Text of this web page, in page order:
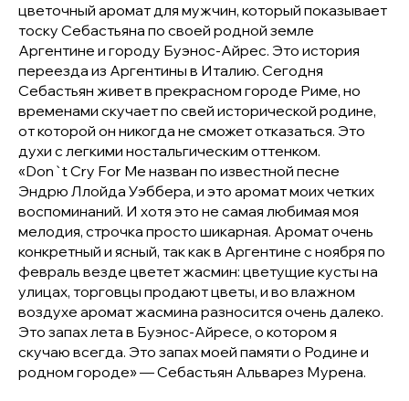
цветочный аромат для мужчин, который показывает
тоску Себастьяна по своей родной земле
Аргентине и городу Буэнос-Айрес. Это история
переезда из Аргентины в Италию. Сегодня
Себастьян живет в прекрасном городе Риме, но
временами скучает по свей исторической родине,
от которой он никогда не сможет отказаться. Это
духи с легкими ностальгическим оттенком.
«Don`t Cry For Me назван по известной песне
Эндрю Ллойда Уэббера, и это аромат моих четких
воспоминаний. И хотя это не самая любимая моя
мелодия, строчка просто шикарная. Аромат очень
конкретный и ясный, так как в Аргентине с ноября по
февраль везде цветет жасмин: цветущие кусты на
улицах, торговцы продают цветы, и во влажном
воздухе аромат жасмина разносится очень далеко.
Это запах лета в Буэнос-Айресе, о котором я
скучаю всегда. Это запах моей памяти о Родине и
родном городе» — Себастьян Альварез Мурена.